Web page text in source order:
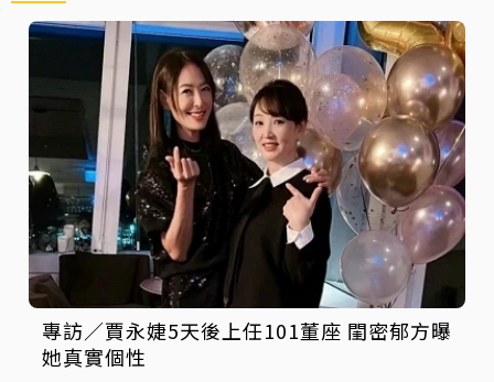
專訪／賈永婕5天後上任101董座 閨密郁方曝
她真實個性